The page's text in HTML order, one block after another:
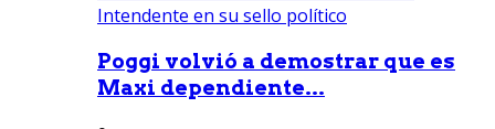
Poggi volvió a demostrar que es
Maxi dependiente...